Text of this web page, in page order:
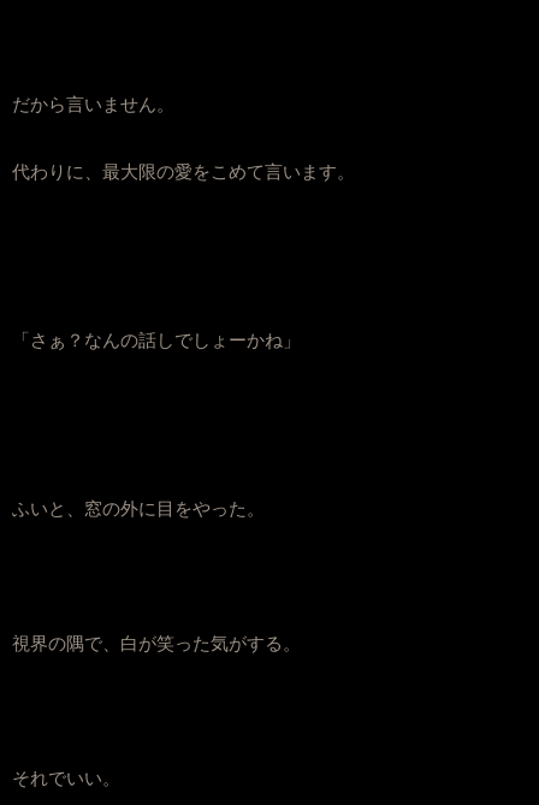
だから言いません。
代わりに、最大限の愛をこめて言います。
「さぁ？なんの話しでしょーかね」
ふいと、窓の外に目をやった。
視界の隅で、白が笑った気がする。
それでいい。